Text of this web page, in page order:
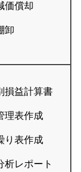
価償却
卸
損益計算書
理表作成
り表作成
析レポート